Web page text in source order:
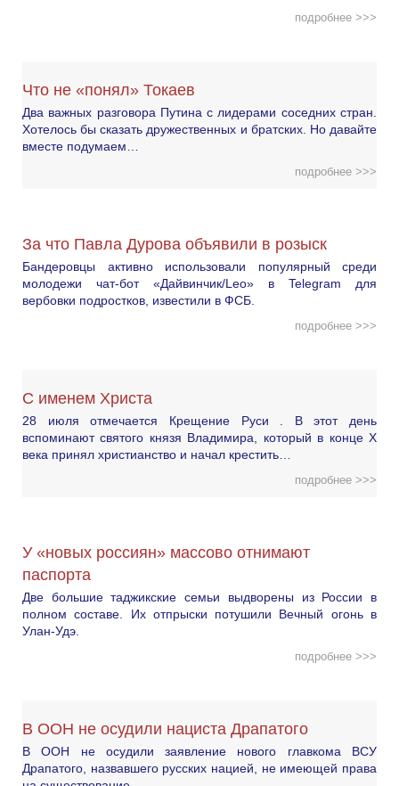
подробнее >>>
Что не «понял» Токаев
Два важных разговора Путина с лидерами соседних стран.
Хотелось бы сказать дружественных и братских. Но давайте
вместе подумаем…
подробнее >>>
За что Павла Дурова объявили в розыск
Бандеровцы активно использовали популярный среди
молодежи чат-бот «Дайвинчик/Leo» в Telegram для
вербовки подростков, известили в ФСБ.
подробнее >>>
С именем Христа
28 июля отмечается Крещение Руси . В этот день
вспоминают святого князя Владимира, который в конце X
века принял христианство и начал крестить…
подробнее >>>
У «новых россиян» массово отнимают
паспорта
Две большие таджикские семьи выдворены из России в
полном составе. Их отпрыски потушили Вечный огонь в
Улан-Удэ.
подробнее >>>
В ООН не осудили нациста Драпатого
В ООН не осудили заявление нового главкома ВСУ
Драпатого, назвавшего русских нацией, не имеющей права